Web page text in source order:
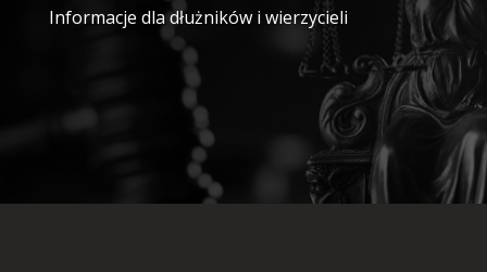
Informacje dla dłużników i wierzycieli